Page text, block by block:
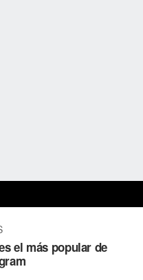
el más popular de